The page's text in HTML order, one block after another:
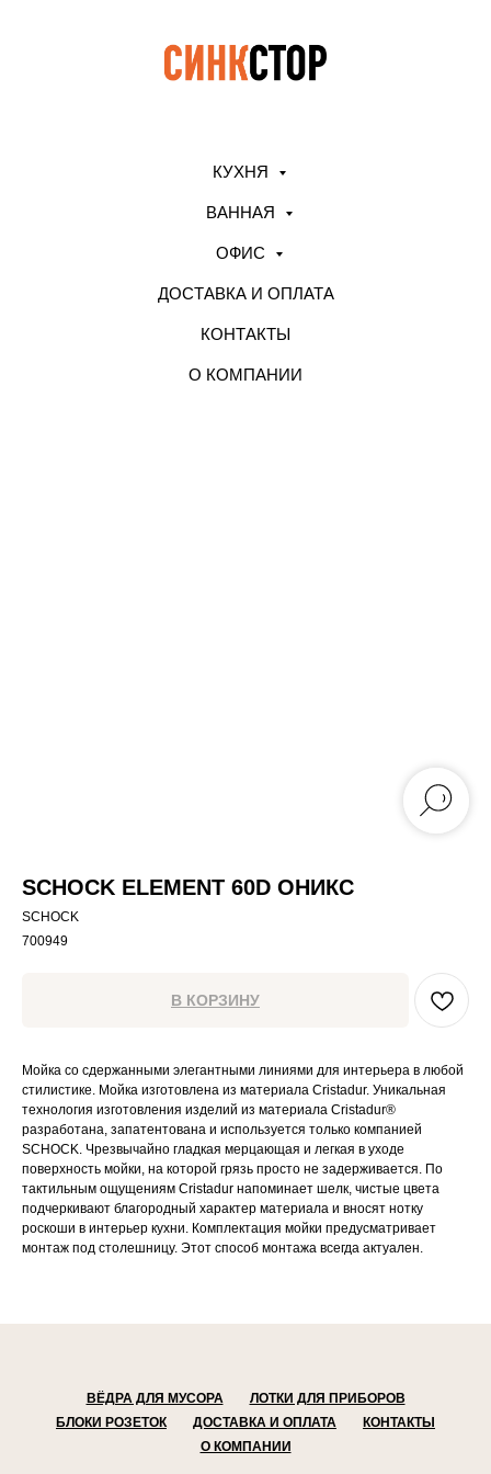
КУХНЯ
ВАННАЯ
ОФИС
ДОСТАВКА И ОПЛАТА
КОНТАКТЫ
О КОМПАНИИ
SCHOCK ELEMENT 60D ОНИКС
SCHOCK
700949
В КОРЗИНУ
Мойка со сдержанными элегантными линиями для интерьера в любой
стилистике. Мойка изготовлена из материала Cristadur. Уникальная
технология изготовления изделий из материала Cristadur®
разработана, запатентована и используется только компанией
SCHOCK. Чрезвычайно гладкая мерцающая и легкая в уходе
поверхность мойки, на которой грязь просто не задерживается. По
тактильным ощущениям Cristadur напоминает шелк, чистые цвета
подчеркивают благородный характер материала и вносят нотку
роскоши в интерьер кухни. Комплектация мойки предусматривает
монтаж под столешницу. Этот способ монтажа всегда актуален.
ВЁДРА ДЛЯ МУСОРА
ЛОТКИ ДЛЯ ПРИБОРОВ
БЛОКИ РОЗЕТОК
ДОСТАВКА И ОПЛАТА
КОНТАКТЫ
О КОМПАНИИ